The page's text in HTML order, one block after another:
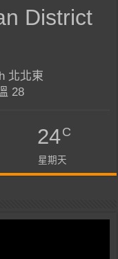
District
北北東
28
24C
星期天